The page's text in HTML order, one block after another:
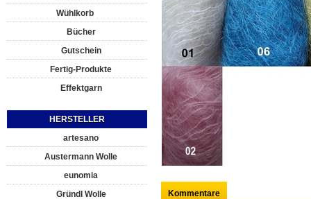
Wühlkorb
Bücher
Gutschein
Fertig-Produkte
Effektgarn
HERSTELLER
artesano
Austermann Wolle
eunomia
Gründl Wolle
Kommentare